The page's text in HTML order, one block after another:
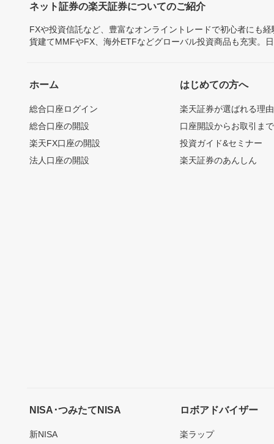
ネット証券の楽天証券についてのご紹介
FXや投資信託など、豊富なオンライントレードで初心者にも
貨建てMMFやFX、海外ETFなどグローバル投資商品も充実。
ホーム
総合口座ログイン
総合口座の開設
楽天FX口座の開設
法人口座の開設
はじめての方へ
楽天証券が選ばれる理由
口座開設からお取引ま
投資ガイド&セミナー
楽天証券のあんしん
NISA･つみたてNISA
新NISA
ロボアドバイザー
楽ラップ